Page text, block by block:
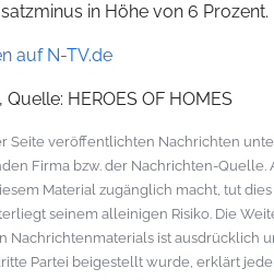
in Höhe von 6 Prozent.
auf N-TV.de
Quelle: HEROES OF HOMES
Seite veröffentlichten Nachrichten
Firma bzw. der Nachrichten-
Material zugänglich macht, tut
seinem alleinigen Risiko. Die
Nachrichtenmaterials ist ausdrücklich
Partei beigestellt wurde, erklärt